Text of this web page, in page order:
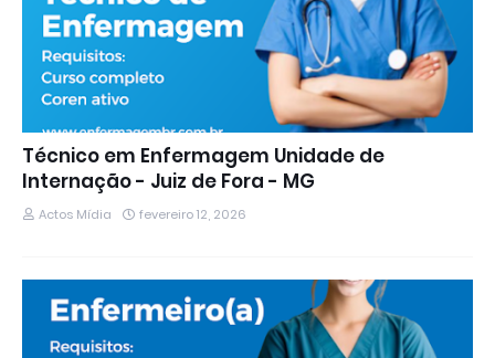
Técnico em Enfermagem Unidade de
Internação - Juiz de Fora - MG
Actos Mídia fevereiro 12, 2026